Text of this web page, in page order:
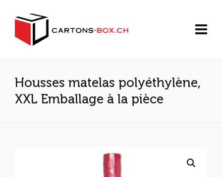
Housses matelas polyéthylène,
XXL Emballage à la pièce